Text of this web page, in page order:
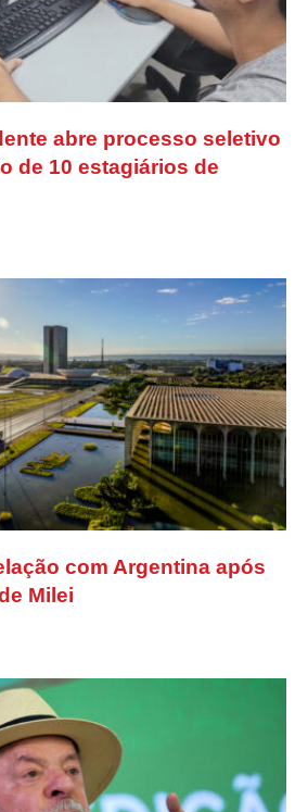
abre processo seletivo
de 10 estagiários de
com Argentina após
Milei